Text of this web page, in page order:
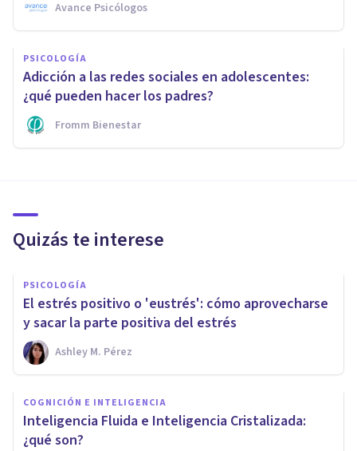
Avance Psicólogos
PSICOLOGÍA
Adicción a las redes sociales en adolescentes:
¿qué pueden hacer los padres?
Fromm Bienestar
Quizás te interese
PSICOLOGÍA
El estrés positivo o 'eustrés': cómo aprovecharse
y sacar la parte positiva del estrés
Ashley M. Pérez
COGNICIÓN E INTELIGENCIA
Inteligencia Fluida e Inteligencia Cristalizada:
¿qué son?